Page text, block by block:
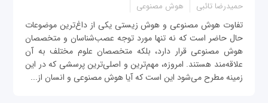
حمیدرضا تائبی هوش مصنوعی
تفاوت هوش مصنوعی و هوش زیستی یکی از داغ‌ترین موضوعات
حال حاضر است که نه تنها مورد توجه عصب‌شناسان و متخصصان
هوش مصنوعی قرار دارد، بلکه متخصصان علوم مختلف به آن
علاقه‌مند هستند. امروزه، مهم‌ترین و اصلی‌ترین پرسشی که در این
زمینه مطرح می‌شود این است که آیا هوش مصنوعی و انسان از...